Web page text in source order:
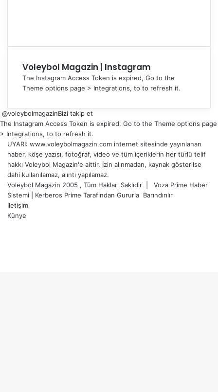
Voleybol Magazin | Instagram
The Instagram Access Token is expired, Go to the
Theme options page > Integrations, to to refresh it.
@voleybolmagazinBizi takip et
The Instagram Access Token is expired, Go to the Theme options page
> Integrations, to to refresh it.
UYARI: www.voleybolmagazin.com internet sitesinde yayınlanan
haber, köşe yazısı, fotoğraf, video ve tüm içeriklerin her türlü telif
hakkı Voleybol Magazin'e aittir. İzin alınmadan, kaynak gösterilse
dahi kullanılamaz, alıntı yapılamaz.
Voleybol Magazin 2005 , Tüm Hakları Saklıdır | Voza Prime Haber
Sistemi
Kerberos Prime Tarafından Gururla Barındırılır
İletişim
Künye